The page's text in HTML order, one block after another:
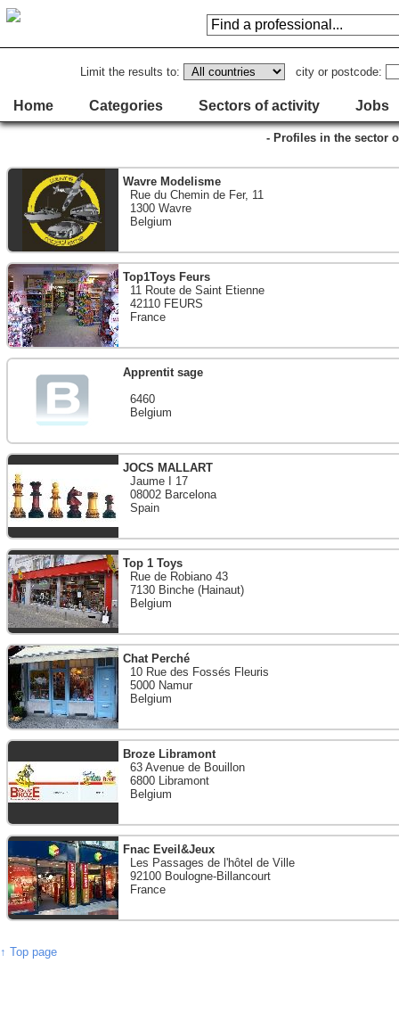
Limit the results to: city or postcode:
Home Categories Sectors of activity Jobs
- Profiles in the sector
Wavre Modelisme
Rue du Chemin de Fer, 11
1300 Wavre
Belgium
Top1Toys Feurs
11 Route de Saint Etienne
42110 FEURS
France
Apprentit sage
6460
Belgium
JOCS MALLART
Jaume I 17
08002 Barcelona
Spain
Top 1 Toys
Rue de Robiano 43
7130 Binche (Hainaut)
Belgium
Chat Perché
10 Rue des Fossés Fleuris
5000 Namur
Belgium
Broze Libramont
63 Avenue de Bouillon
6800 Libramont
Belgium
Fnac Eveil&Jeux
Les Passages de l'hôtel de Ville
92100 Boulogne-Billancourt
France
↑ Top page